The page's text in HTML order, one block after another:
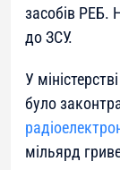
засобів РЕБ.
до ЗСУ.
У
було
мільярд